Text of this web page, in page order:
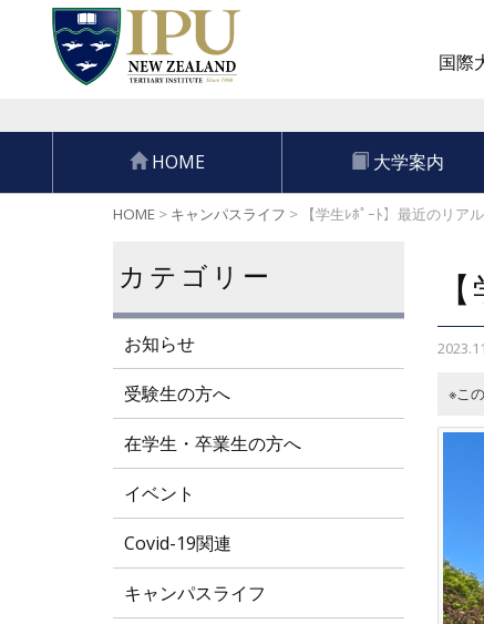
国際
HOME
大学案内
HOME > キャンパスライフ > 【学生ﾚﾎﾟｰﾄ】最近のリア
※こ
カテゴリー
お知らせ
受験生の方へ
在学生・卒業生の方へ
イベント
Covid-19関連
キャンパスライフ